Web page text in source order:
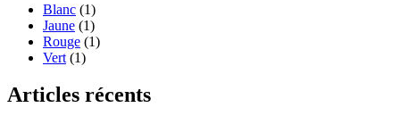
Blanc (1)
Jaune (1)
Rouge (1)
Vert (1)
Articles récents